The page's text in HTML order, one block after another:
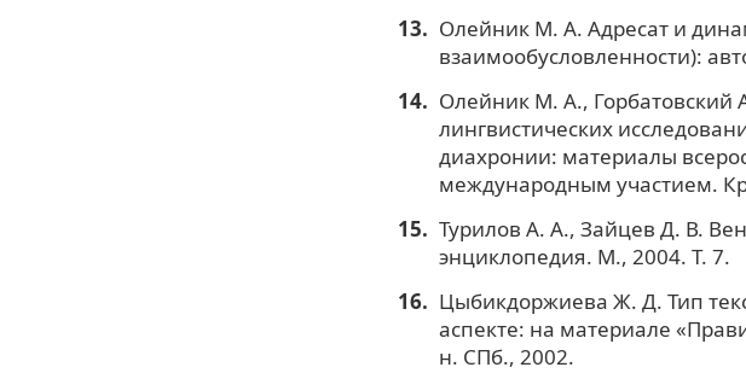
Олейник М. А. Адресат и
взаимообусловленности):
Олейник М. А., Горбатовский
лингвистических
диахронии: материалы
международным участием.
Турилов А. А., Зайцев Д. В.
энциклопедия. М., 2004. Т. 7.
Цыбикдоржиева Ж. Д. Тип
аспекте: на материале
н. СПб., 2002.